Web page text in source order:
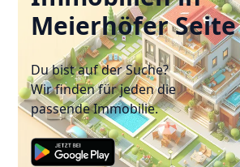
Meierhöfer
Du bist auf der Suche?
Wir finden für jeden die
passende Immobilie.